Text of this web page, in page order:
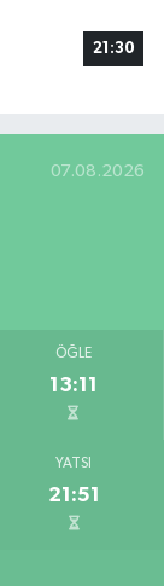
21:30
07.08.2026
ÖĞLE
13:11
YATSI
21:51